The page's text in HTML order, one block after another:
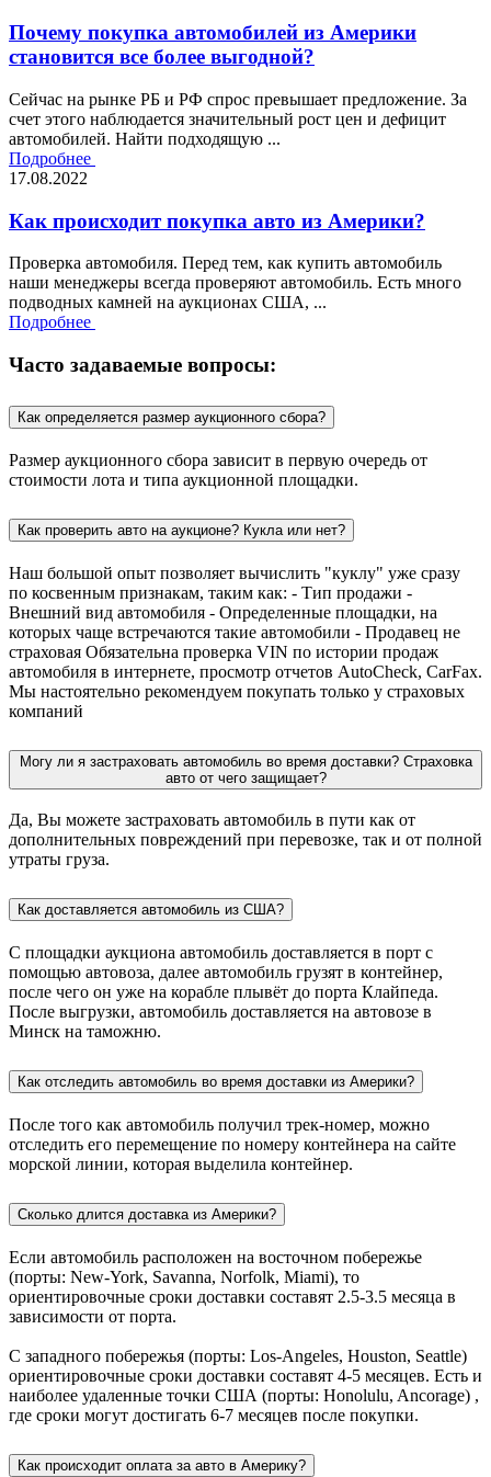
Почему покупка автомобилей из Америки
становится все более выгодной?
Сейчас на рынке РБ и РФ спрос превышает предложение. За
счет этого наблюдается значительный рост цен и дефицит
автомобилей. Найти подходящую ...
Подробнее
17.08.2022
Как происходит покупка авто из Америки?
Проверка автомобиля. Перед тем, как купить автомобиль
наши менеджеры всегда проверяют автомобиль. Есть много
подводных камней на аукционах США, ...
Подробнее
Часто задаваемые вопросы:
Как определяется размер аукционного сбора?
Размер аукционного сбора зависит в первую очередь от
стоимости лота и типа аукционной площадки.
Как проверить авто на аукционе? Кукла или нет?
Наш большой опыт позволяет вычислить "куклу" уже сразу
по косвенным признакам, таким как: - Тип продажи -
Внешний вид автомобиля - Определенные площадки, на
которых чаще встречаются такие автомобили - Продавец не
страховая Обязательна проверка VIN по истории продаж
автомобиля в интернете, просмотр отчетов AutoCheck, CarFax.
Мы настоятельно рекомендуем покупать только у страховых
компаний
Могу ли я застраховать автомобиль во время доставки? Страховка
авто от чего защищает?
Да, Вы можете застраховать автомобиль в пути как от
дополнительных повреждений при перевозке, так и от полной
утраты груза.
Как доставляется автомобиль из США?
С площадки аукциона автомобиль доставляется в порт с
помощью автовоза, далее автомобиль грузят в контейнер,
после чего он уже на корабле плывёт до порта Клайпеда.
После выгрузки, автомобиль доставляется на автовозе в
Минск на таможню.
Как отследить автомобиль во время доставки из Америки?
После того как автомобиль получил трек-номер, можно
отследить его перемещение по номеру контейнера на сайте
морской линии, которая выделила контейнер.
Сколько длится доставка из Америки?
Если автомобиль расположен на восточном побережье
(порты: New-York, Savanna, Norfolk, Miami), то
ориентировочные сроки доставки составят 2.5-3.5 месяца в
зависимости от порта.
С западного побережья (порты: Los-Angeles, Houston, Seattle)
ориентировочные сроки доставки составят 4-5 месяцев. Есть и
наиболее удаленные точки США (порты: Honolulu, Ancorage) ,
где сроки могут достигать 6-7 месяцев после покупки.
Как происходит оплата за авто в Америку?